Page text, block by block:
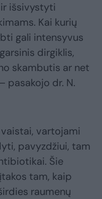
išsivystyti
Kai kurių
gali intensyvus
dirgiklis,
skambutis ar net
pasakojo dr. N.
vartojami
pavyzdžiui, tam
Šie
tam, kaip
raumenų